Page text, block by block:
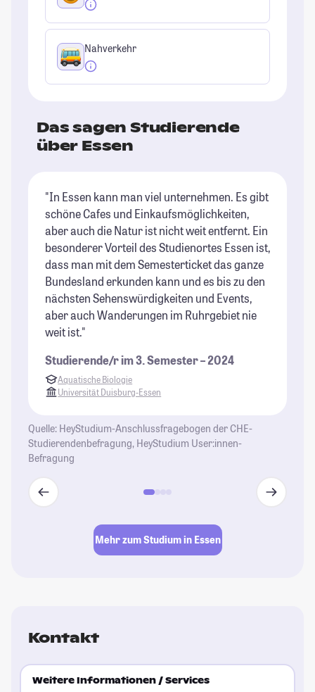
Nahverkehr
Das sagen Studierende
über Essen
"In Essen kann man viel unternehmen. Es gibt
schöne Cafes und Einkaufsmöglichkeiten,
aber auch die Natur ist nicht weit entfernt. Ein
besonderer Vorteil des Studienortes Essen ist,
dass man mit dem Semesterticket das ganze
Bundesland erkunden kann und es bis zu den
nächsten Sehenswürdigkeiten und Events,
aber auch Wanderungen im Ruhrgebiet nie
weit ist."
Studierende/r im 3. Semester – 2024
Aquatische Biologie
Universität Duisburg-Essen
Quelle: HeyStudium-Anschlussfragebogen der CHE-
Studierendenbefragung, HeyStudium User:innen-
Befragung
Mehr zum Studium in Essen
Kontakt
Weitere Informationen / Services